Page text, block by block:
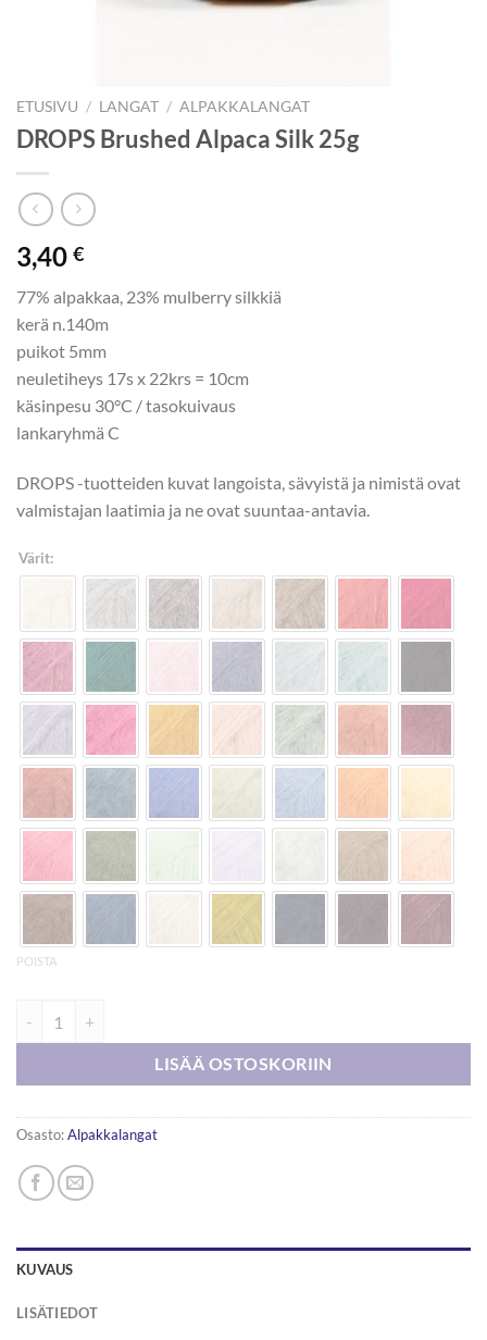
ETUSIVU / LANGAT / ALPAKKALANGAT
DROPS Brushed Alpaca Silk 25g
3,40 €
77% alpakkaa, 23% mulberry silkkiä
kerä n.140m
puikot 5mm
neuletiheys 17s x 22krs = 10cm
käsinpesu 30°C / tasokuivaus
lankaryhmä C
DROPS -tuotteiden kuvat langoista, sävyistä ja nimistä ovat
valmistajan laatimia ja ne ovat suuntaa-antavia.
Värit:
POISTA
LISÄÄ OSTOSKORIIN
Osasto:Alpakkalangat
KUVAUS
LISÄTIEDOT